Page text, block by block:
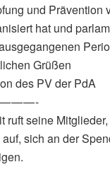
und Prävention
hat und
Grüßen
des PV der PdA
— — -
ruft seine
sich an der